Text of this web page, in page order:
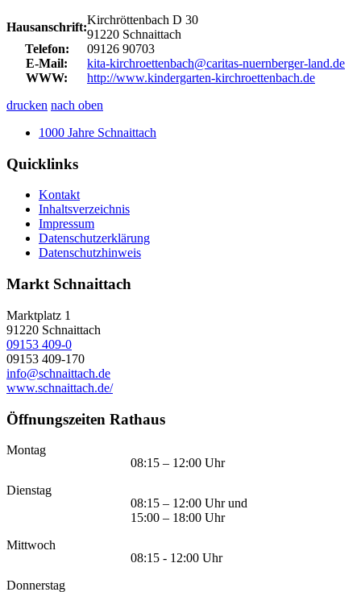
Hausanschrift:
Kirchröttenbach D 30
91220 Schnaittach
Telefon:
09126 90703
E-Mail:
kita-kirchroettenbach@caritas-nuernberger-land.de
WWW:
http://www.kindergarten-kirchroettenbach.de
drucken nach oben
1000 Jahre Schnaittach
Quicklinks
Kontakt
Inhaltsverzeichnis
Impressum
Datenschutzerklärung
Datenschutzhinweis
Markt Schnaittach
Marktplatz 1
91220 Schnaittach
09153 409-0
09153 409-170
info@schnaittach.de
www.schnaittach.de/
Öffnungszeiten Rathaus
Montag
08:15 – 12:00 Uhr
Dienstag
08:15 – 12:00 Uhr und
15:00 – 18:00 Uhr
Mittwoch
08:15 - 12:00 Uhr
Donnerstag